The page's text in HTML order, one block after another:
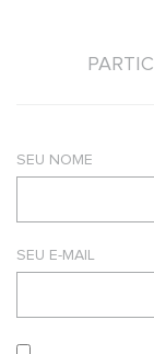
SEU NOME
SEU E-MAIL